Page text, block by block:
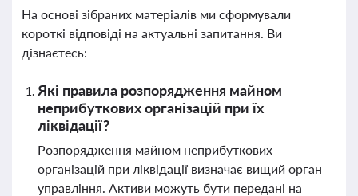
На основі зібраних матеріалів ми сформували
короткі відповіді на актуальні запитання. Ви
дізнаєтесь:
Які правила розпорядження майном
неприбуткових організацій при їх
ліквідації?
Розпорядження майном неприбуткових
організацій при ліквідації визначає вищий орган
управління. Активи можуть бути передані на